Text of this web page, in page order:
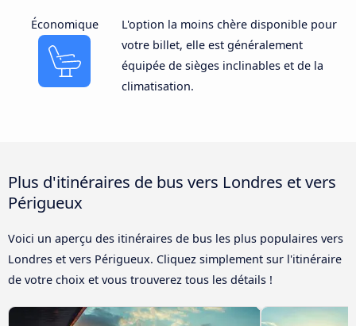
Économique
L'option la moins chère disponible pour
votre billet, elle est généralement
équipée de sièges inclinables et de la
climatisation.
Plus d'itinéraires de bus vers Londres et vers
Périgueux
Voici un aperçu des itinéraires de bus les plus populaires vers
Londres et vers Périgueux. Cliquez simplement sur l'itinéraire
de votre choix et vous trouverez tous les détails !